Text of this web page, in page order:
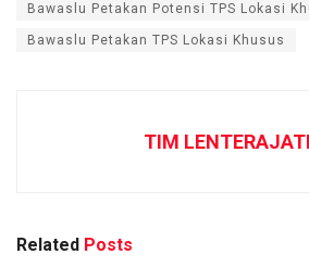
Bawaslu Petakan Potensi TPS Lokasi
Bawaslu Petakan TPS Lokasi Khusus
TIM
Related Posts